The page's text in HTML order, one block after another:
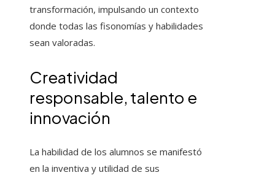
transformación, impulsando un contexto
donde todas las fisonomías y habilidades
sean valoradas.
Creatividad
responsable, talento e
innovación
La habilidad de los alumnos se manifestó
en la inventiva y utilidad de sus